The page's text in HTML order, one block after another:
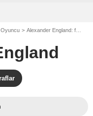
Oyuncu Alexander England: fotograflar